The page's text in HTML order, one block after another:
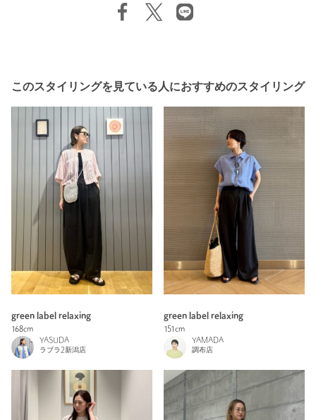
このスタイリングを見ている人におすすめのスタイリング
green label relaxing
168cm
YASUDA
ラブラ2新潟店
green label relaxing
151cm
YAMADA
調布店